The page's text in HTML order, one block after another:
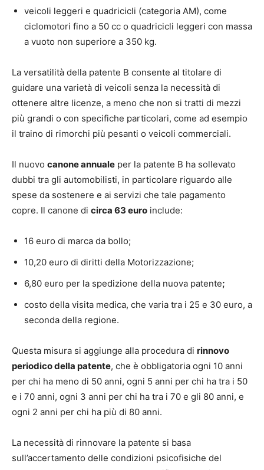
veicoli leggeri e quadricicli (categoria AM), come
ciclomotori fino a 50 cc o quadricicli leggeri con massa
a vuoto non superiore a 350 kg.
La versatilità della patente B consente al titolare di
guidare una varietà di veicoli senza la necessità di
ottenere altre licenze, a meno che non si tratti di mezzi
più grandi o con specifiche particolari, come ad esempio
il traino di rimorchi più pesanti o veicoli commerciali.
Il nuovo canone annuale per la patente B ha sollevato
dubbi tra gli automobilisti, in particolare riguardo alle
spese da sostenere e ai servizi che tale pagamento
copre. Il canone di circa 63 euro include:
16 euro di marca da bollo;
10,20 euro di diritti della Motorizzazione;
6,80 euro per la spedizione della nuova patente;
costo della visita medica, che varia tra i 25 e 30 euro, a
seconda della regione.
Questa misura si aggiunge alla procedura di rinnovo
periodico della patente, che è obbligatoria ogni 10 anni
per chi ha meno di 50 anni, ogni 5 anni per chi ha tra i 50
e i 70 anni, ogni 3 anni per chi ha tra i 70 e gli 80 anni, e
ogni 2 anni per chi ha più di 80 anni.
La necessità di rinnovare la patente si basa
sull’accertamento delle condizioni psicofisiche del